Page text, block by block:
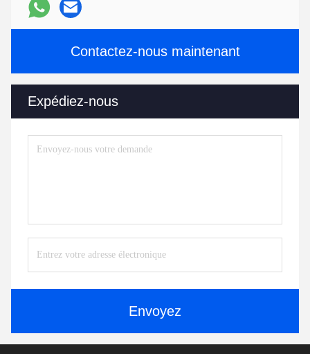
Contactez-nous maintenant
Expédiez-nous
Envoyez